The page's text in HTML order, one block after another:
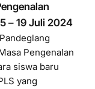
– 19 Juli 2024
Pengenalan
siswa baru
yang